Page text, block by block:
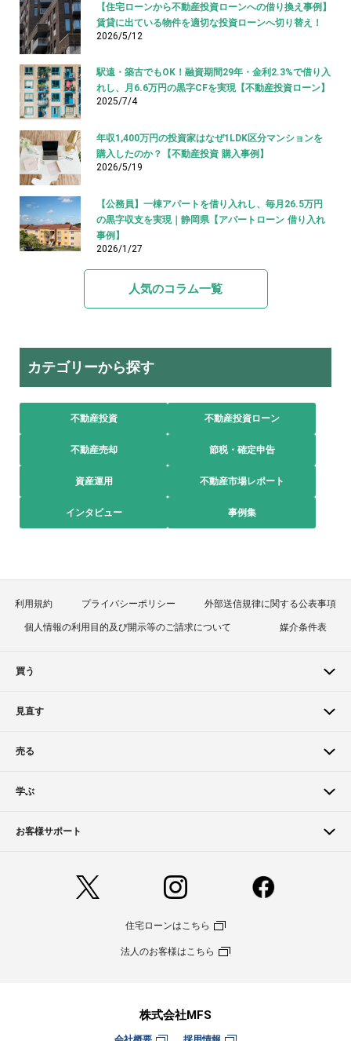
【住宅ローンから不動産投資ローンへの借り換え事例】
賃貸に出ている物件を適切な投資ローンへ切り替え！
2026/5/12
駅遠・築古でもOK！融資期間29年・金利2.3%で借り入
れし、月6.6万円の黒字CFを実現【不動産投資ローン】
2025/7/4
年収1,400万円の投資家はなぜ1LDK区分マンションを
購入したのか？【不動産投資 購入事例】
2026/5/19
【公務員】一棟アパートを借り入れし、毎月26.5万円
の黒字収支を実現｜静岡県【アパートローン 借り入れ
事例】
2026/1/27
人気のコラム一覧
カテゴリーから探す
不動産投資 不動産投資ローン
不動産売却 節税・確定申告
資産運用 不動産市場レポート
インタビュー 事例集
利用規約 プライバシーポリシー 外部送信規律に関する公表事項
個人情報の利用目的及び開示等のご請求について 媒介条件表
買う
見直す
売る
学ぶ
お客様サポート
住宅ローンはこちら
法人のお客様はこちら
株式会社MFS